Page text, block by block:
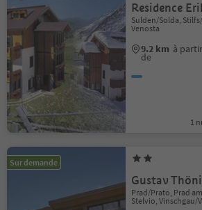
Residence
Sulden/Solda,
Venosta
9.2 km à
de
1
Sur demande
Gustav
Prad/Prato, Prad
Stelvio, Vinschgau/